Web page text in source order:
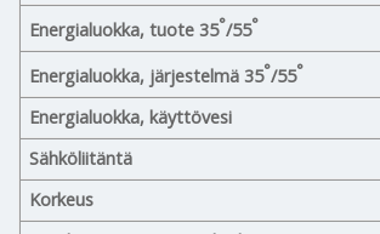
Energialuokka, tuote 35°/55°
Energialuokka, järjestelmä 35°/55°
Energialuokka, käyttövesi
Sähköliitäntä
Korkeus